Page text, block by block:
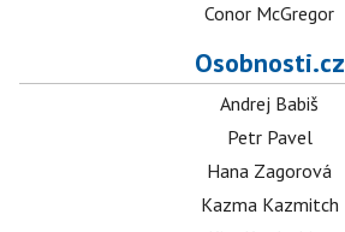
Conor McGregor
Osobnosti.cz
Andrej Babiš
Petr Pavel
Hana Zagorová
Kazma Kazmitch